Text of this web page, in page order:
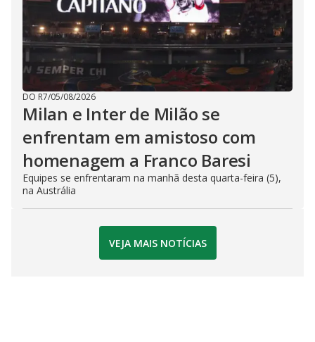
DO R7/05/08/2026
Milan e Inter de Milão se
enfrentam em amistoso com
homenagem a Franco Baresi
Equipes se enfrentaram na manhã desta quarta-feira (5),
na Austrália
VEJA MAIS NOTÍCIAS